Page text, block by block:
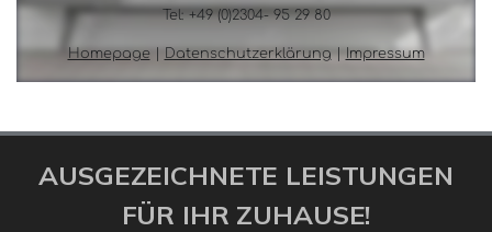
AUSGEZEICHNETE LEISTUNGEN
FÜR IHR ZUHAUSE!